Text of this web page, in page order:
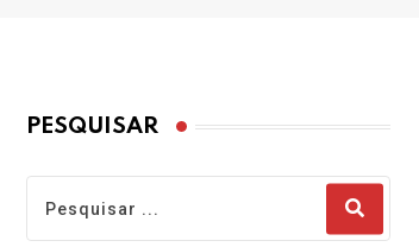
PESQUISAR